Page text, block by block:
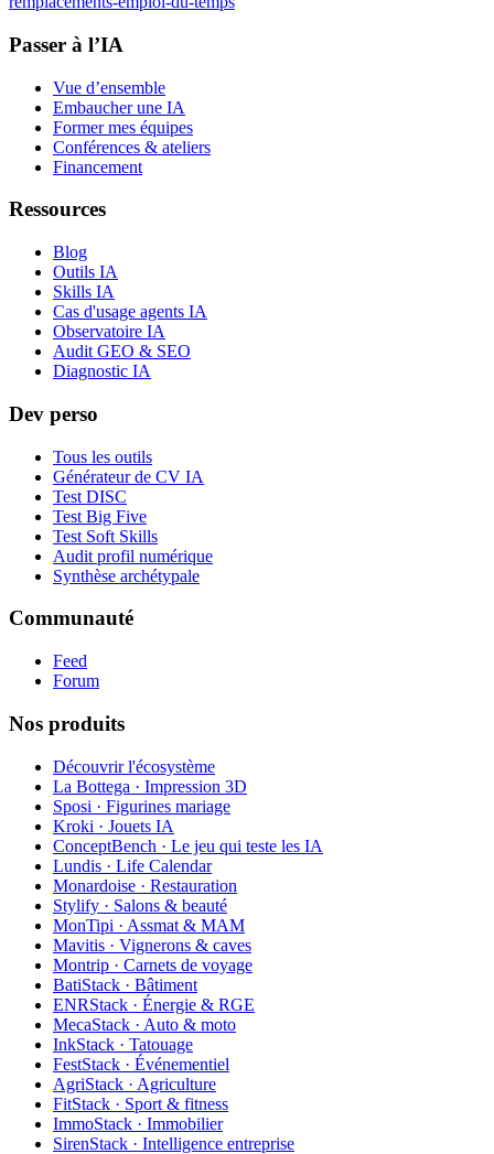
Passer à l’IA
Vue d’ensemble
Embaucher une IA
Former mes équipes
Conférences & ateliers
Financement
Ressources
Blog
Outils IA
Skills IA
Cas d'usage agents IA
Observatoire IA
Audit GEO & SEO
Diagnostic IA
Dev perso
Tous les outils
Générateur de CV IA
Test DISC
Test Big Five
Test Soft Skills
Audit profil numérique
Synthèse archétypale
Communauté
Feed
Forum
Nos produits
Découvrir l'écosystème
La Bottega · Impression 3D
Sposi · Figurines mariage
Kroki · Jouets IA
ConceptBench · Le jeu qui teste les IA
Lundis · Life Calendar
Monardoise · Restauration
Stylify · Salons & beauté
MonTipi · Assmat & MAM
Mavitis · Vignerons & caves
Montrip · Carnets de voyage
BatiStack · Bâtiment
ENRStack · Énergie & RGE
MecaStack · Auto & moto
InkStack · Tatouage
FestStack · Événementiel
AgriStack · Agriculture
FitStack · Sport & fitness
ImmoStack · Immobilier
SirenStack · Intelligence entreprise